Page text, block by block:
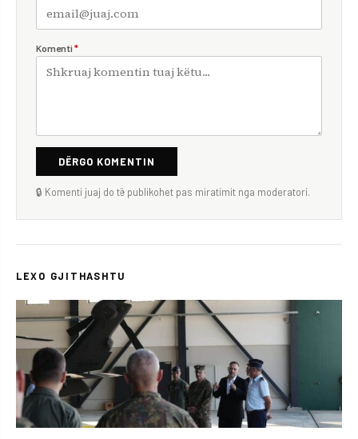
Komenti *
DËRGO KOMENTIN
🔒 Komenti juaj do të publikohet pas miratimit nga moderatori.
LEXO GJITHASHTU